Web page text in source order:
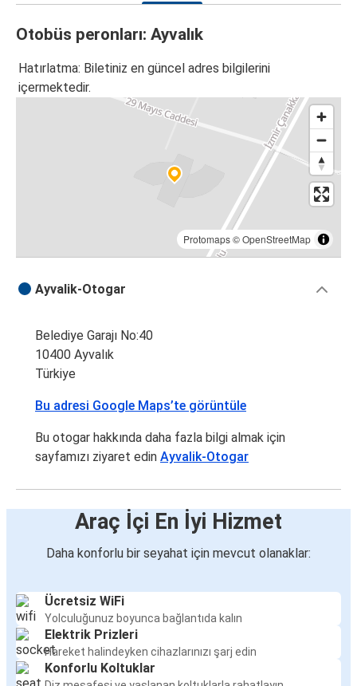
Otobüs peronları: Ayvalık
Hatırlatma: Biletiniz en güncel adres bilgilerini
içermektedir.
Protomaps©OpenStreetMap
Ayvalik-Otogar
Belediye Garajı No:40
10400 Ayvalık
Türkiye
Bu adresi Google Maps’te görüntüle
Bu otogar hakkında daha fazla bilgi almak için
sayfamızı ziyaret edin Ayvalik-Otogar
Araç İçi En İyi Hizmet
Daha konforlu bir seyahat için mevcut olanaklar:
Ücretsiz WiFi
Yolculuğunuz boyunca bağlantıda kalın
Elektrik Prizleri
Hareket halindeyken cihazlarınızı şarj edin
Konforlu Koltuklar